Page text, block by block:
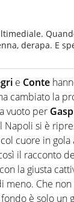
derapa. E
e Conte
cambiato la
vuoto per Gasp
Napoli si è
cuore in
il racconto
la giusta
meno. Che
fondo è solo